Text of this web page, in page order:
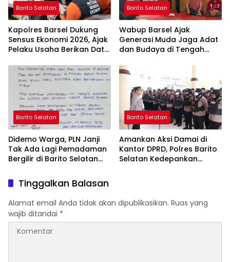
Barito Selatan
Kapolres Barsel Dukung
Sensus Ekonomi 2026, Ajak
Pelaku Usaha Berikan Data
Barito Selatan
Wabup Barsel Ajak
Generasi Muda Jaga Adat
dan Budaya di Tengah
Barito Selatan
Didemo Warga, PLN Janji
Tak Ada Lagi Pemadaman
Bergilir di Barito Selatan
Barito Selatan
Amankan Aksi Damai di
Kantor DPRD, Polres Barito
Selatan Kedepankan
Tinggalkan Balasan
Alamat email Anda tidak akan dipublikasikan. Ruas yang
wajib ditandai *